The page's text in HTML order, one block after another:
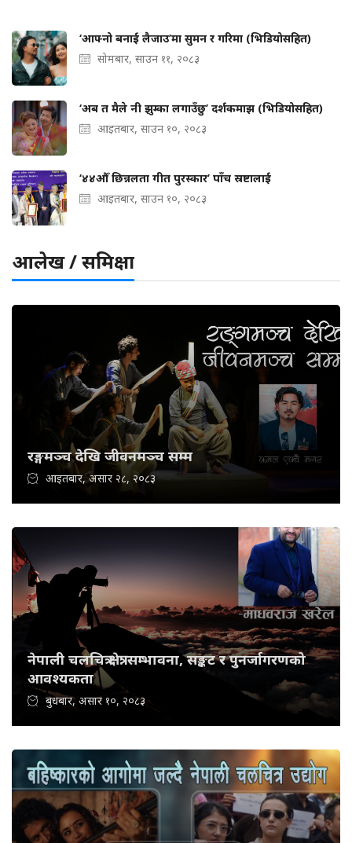
‘आफ्नो बनाई लैजाउ’मा सुमन र गरिमा (भिडियोसहित)
सोमबार, साउन ११, २०८३
‘अब त मैले नी झुम्का लगाउँछु’ दर्शकमाझ (भिडियोसहित)
आइतबार, साउन १०, २०८३
‘४४औँ छिन्नलता गीत पुरस्कार’ पाँच स्रष्टालाई
आइतबार, साउन १०, २०८३
आलेख / समिक्षा
रङ्गमञ्च देखि जीवनमञ्च सम्म
आइतबार, असार २८, २०८३
नेपाली चलचित्र क्षेत्र: सम्भावना, सङ्कट र पुनर्जागरणको
आवश्यकता
बुधबार, असार १०, २०८३